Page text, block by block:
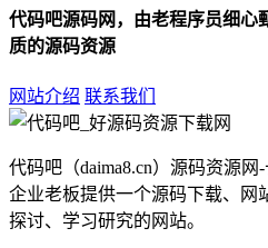
代码吧源码网，由老程序员细心
质的源码资源
网站介绍 联系我们
代码吧（daima8.cn）源码资源网
企业老板提供一个源码下载、网
探讨、学习研究的网站。